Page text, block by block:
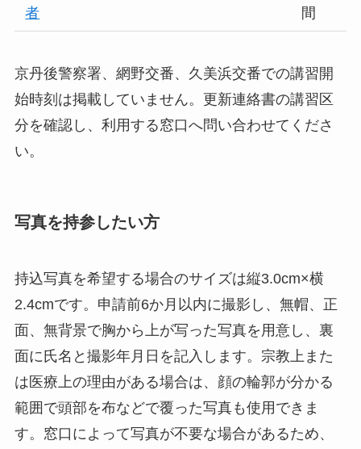
者
間
京丹後警察署、網野交番、久美浜交番での講習開
始時刻は掲載していません。更新連絡書の講習区
分を確認し、利用する窓口へ問い合わせてくださ
い。
写真を持参したい方
持込写真を希望する場合のサイズは縦3.0cm×横
2.4cmです。申請前6か月以内に撮影し、無帽、正
面、無背景で胸から上が写った写真を用意し、裏
面に氏名と撮影年月日を記入します。宗教上また
は医療上の理由がある場合は、顔の輪郭が分かる
範囲で頭部を布などで覆った写真も使用できま
す。窓口によって写真が不要な場合があるため、